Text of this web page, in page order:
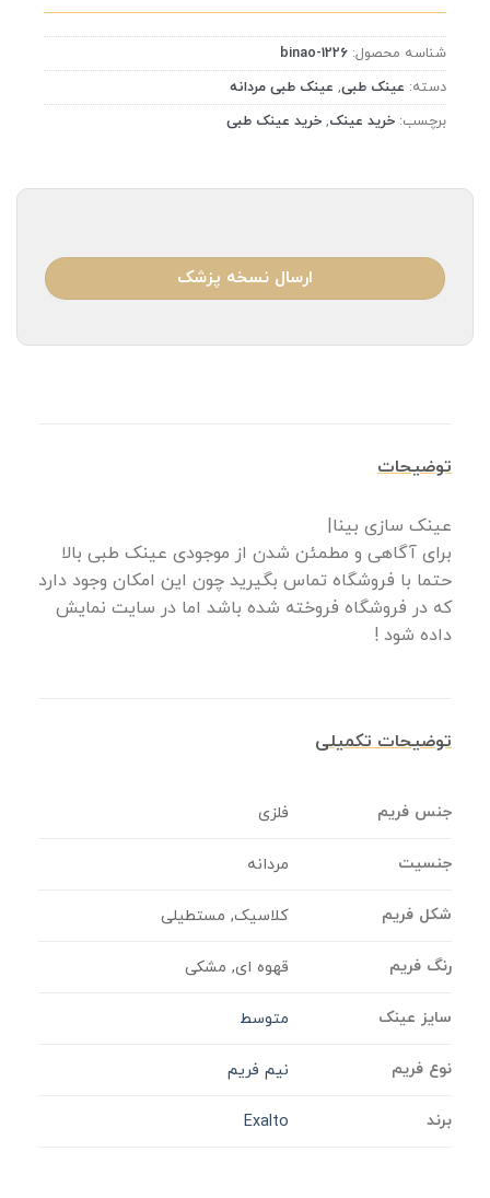
شناسه محصول: binao-1226
دسته: عینک طبی, عینک طبی مردانه
برچسب: خرید عینک, خرید عینک طبی
ارسال نسخه پزشک
توضیحات
عینک سازی بینا|
برای آگاهی و مطمئن شدن از موجودی عینک طبی بالا
حتما با فروشگاه تماس بگیرید چون این امکان وجود دارد
که در فروشگاه فروخته شده باشد اما در سایت نمایش
داده شود !
توضیحات تکمیلی
جنس فریم فلزی
جنسیت مردانه
شکل فریم کلاسیک, مستطیلی
رنگ فریم قهوه ای, مشکی
سایز عینک متوسط
نوع فریم نیم فریم
برند Exalto